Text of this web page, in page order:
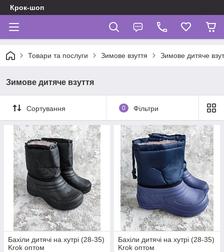
Крок-шоп
Товари та послуги Зимове взуття Зимове дитяче
Зимове дитяче взуття
Сортування 0 Фільтри
Бахіли дитячі на хутрі (28-35)
Krok оптом
Бахіли дитячі на хутрі (28-35)
Krok оптом